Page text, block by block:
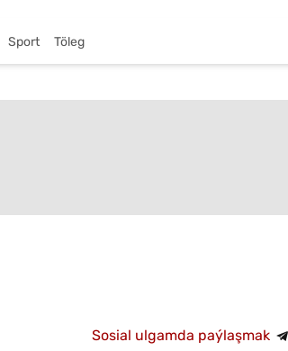
Sport Töleg
Sosial ulgamda paýlaşmak